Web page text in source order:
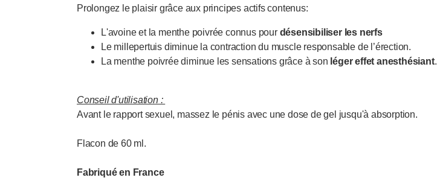
Prolongez le plaisir grâce aux principes actifs contenus:
L'avoine et la menthe poivrée connus pour désensibiliser les nerfs
Le millepertuis diminue la contraction du muscle responsable de l’érection.
La menthe poivrée diminue les sensations grâce à son léger effet anesthésiant.
Conseil d'utilisation :
Avant le rapport sexuel, massez le pénis avec une dose de gel jusqu'à absorption.
Flacon de 60 ml.
Fabriqué en France